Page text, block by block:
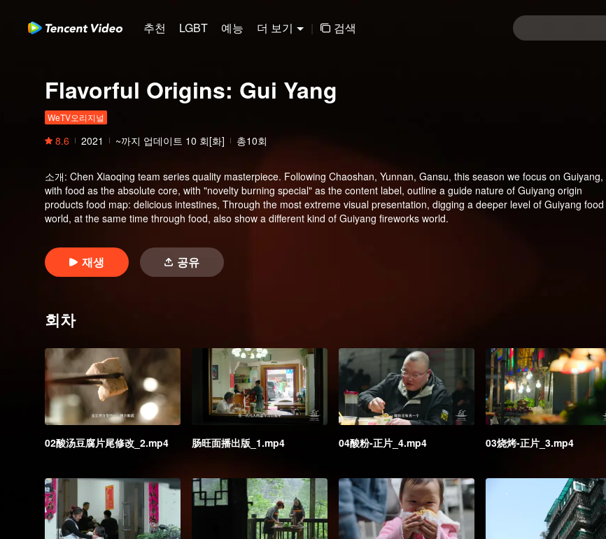
추천 LGBT 예능 더 보기 | 검색
Flavorful Origins: Gui Yang
WeTV오리지널
8.6 2021 ~까지 업데이트 10 회[화] 총10회
소개: Chen Xiaoqing team series quality masterpiece. Following Chaoshan, Yunnan, Gansu, this season we focus on Guiyang,
with food as the absolute core, with "novelty burning special" as the content label, outline a guide nature of Guiyang origin
products food map: delicious intestines, Through the most extreme visual presentation, digging a deeper level of Guiyang food
world, at the same time through food, also show a different kind of Guiyang fireworks world.
재생 공유
회차
02酸汤豆腐片尾修改_2.mp4 肠旺面播出版_1.mp4 04酸粉-正片_4.mp4 03烧烤-正片_3.mp4